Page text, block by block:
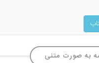
به صورت متنی